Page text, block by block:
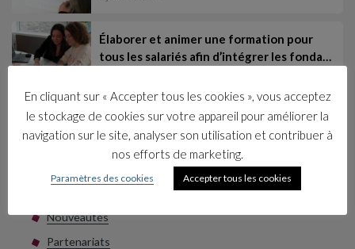
Élaborer et animer une formation pour
tous les salariés afin d’intégrer les fonda…
Les catégories
Collections
Nouveautés
Partenariats
En cliquant sur « Accepter tous les cookies », vous acceptez
le stockage de cookies sur votre appareil pour améliorer la
navigation sur le site, analyser son utilisation et contribuer à
nos efforts de marketing.
Paramètres des cookies Accepter tous les cookies